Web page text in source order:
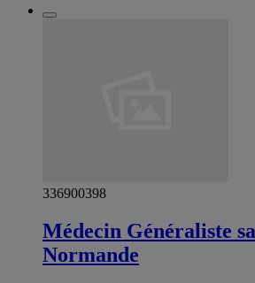
336900398
Médecin Généraliste
Normande